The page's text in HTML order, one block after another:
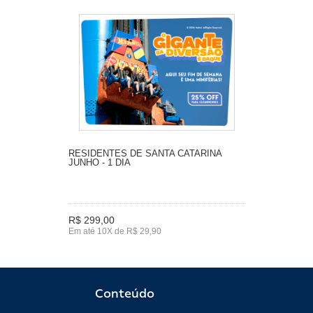
RESIDENTES DE SANTA CATARINA
JUNHO - 1 DIA
R$ 299,00
Em até 10X de R$ 29,90
Conteúdo